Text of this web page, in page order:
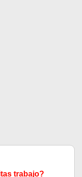
trabajo?